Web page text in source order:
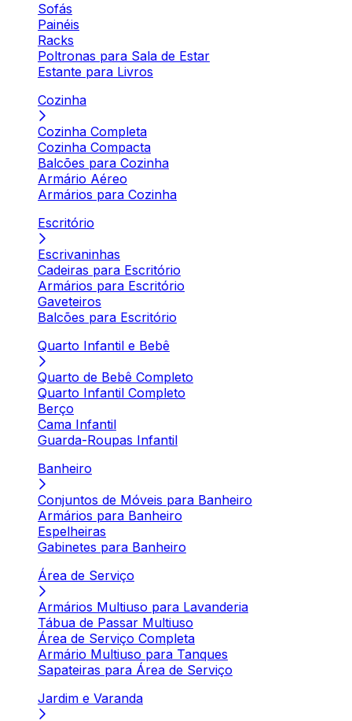
Sofás
Painéis
Racks
Poltronas para Sala de Estar
Estante para Livros
Cozinha
Cozinha Completa
Cozinha Compacta
Balcões para Cozinha
Armário Aéreo
Armários para Cozinha
Escritório
Escrivaninhas
Cadeiras para Escritório
Armários para Escritório
Gaveteiros
Balcões para Escritório
Quarto Infantil e Bebê
Quarto de Bebê Completo
Quarto Infantil Completo
Berço
Cama Infantil
Guarda-Roupas Infantil
Banheiro
Conjuntos de Móveis para Banheiro
Armários para Banheiro
Espelheiras
Gabinetes para Banheiro
Área de Serviço
Armários Multiuso para Lavanderia
Tábua de Passar Multiuso
Área de Serviço Completa
Armário Multiuso para Tanques
Sapateiras para Área de Serviço
Jardim e Varanda